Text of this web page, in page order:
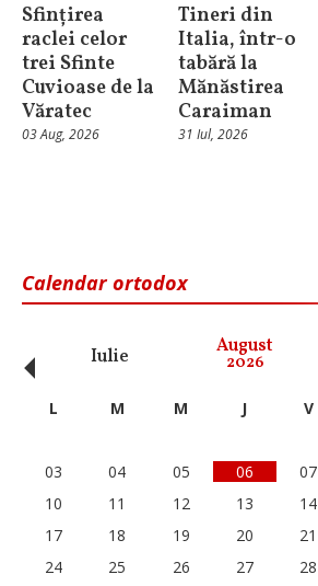
Sfințirea
raclei celor
trei Sfinte
Cuvioase de la
Văratec
03 Aug, 2026
Tineri din
Italia, într-o
tabără la
Mănăstirea
Caraiman
31 Iul, 2026
Calendar ortodox
Iulie August
2026
‹ L M M J V
03
04 05 06 07
10
11 12 13 14
17
18 19 20 21
24
25 26 27 28